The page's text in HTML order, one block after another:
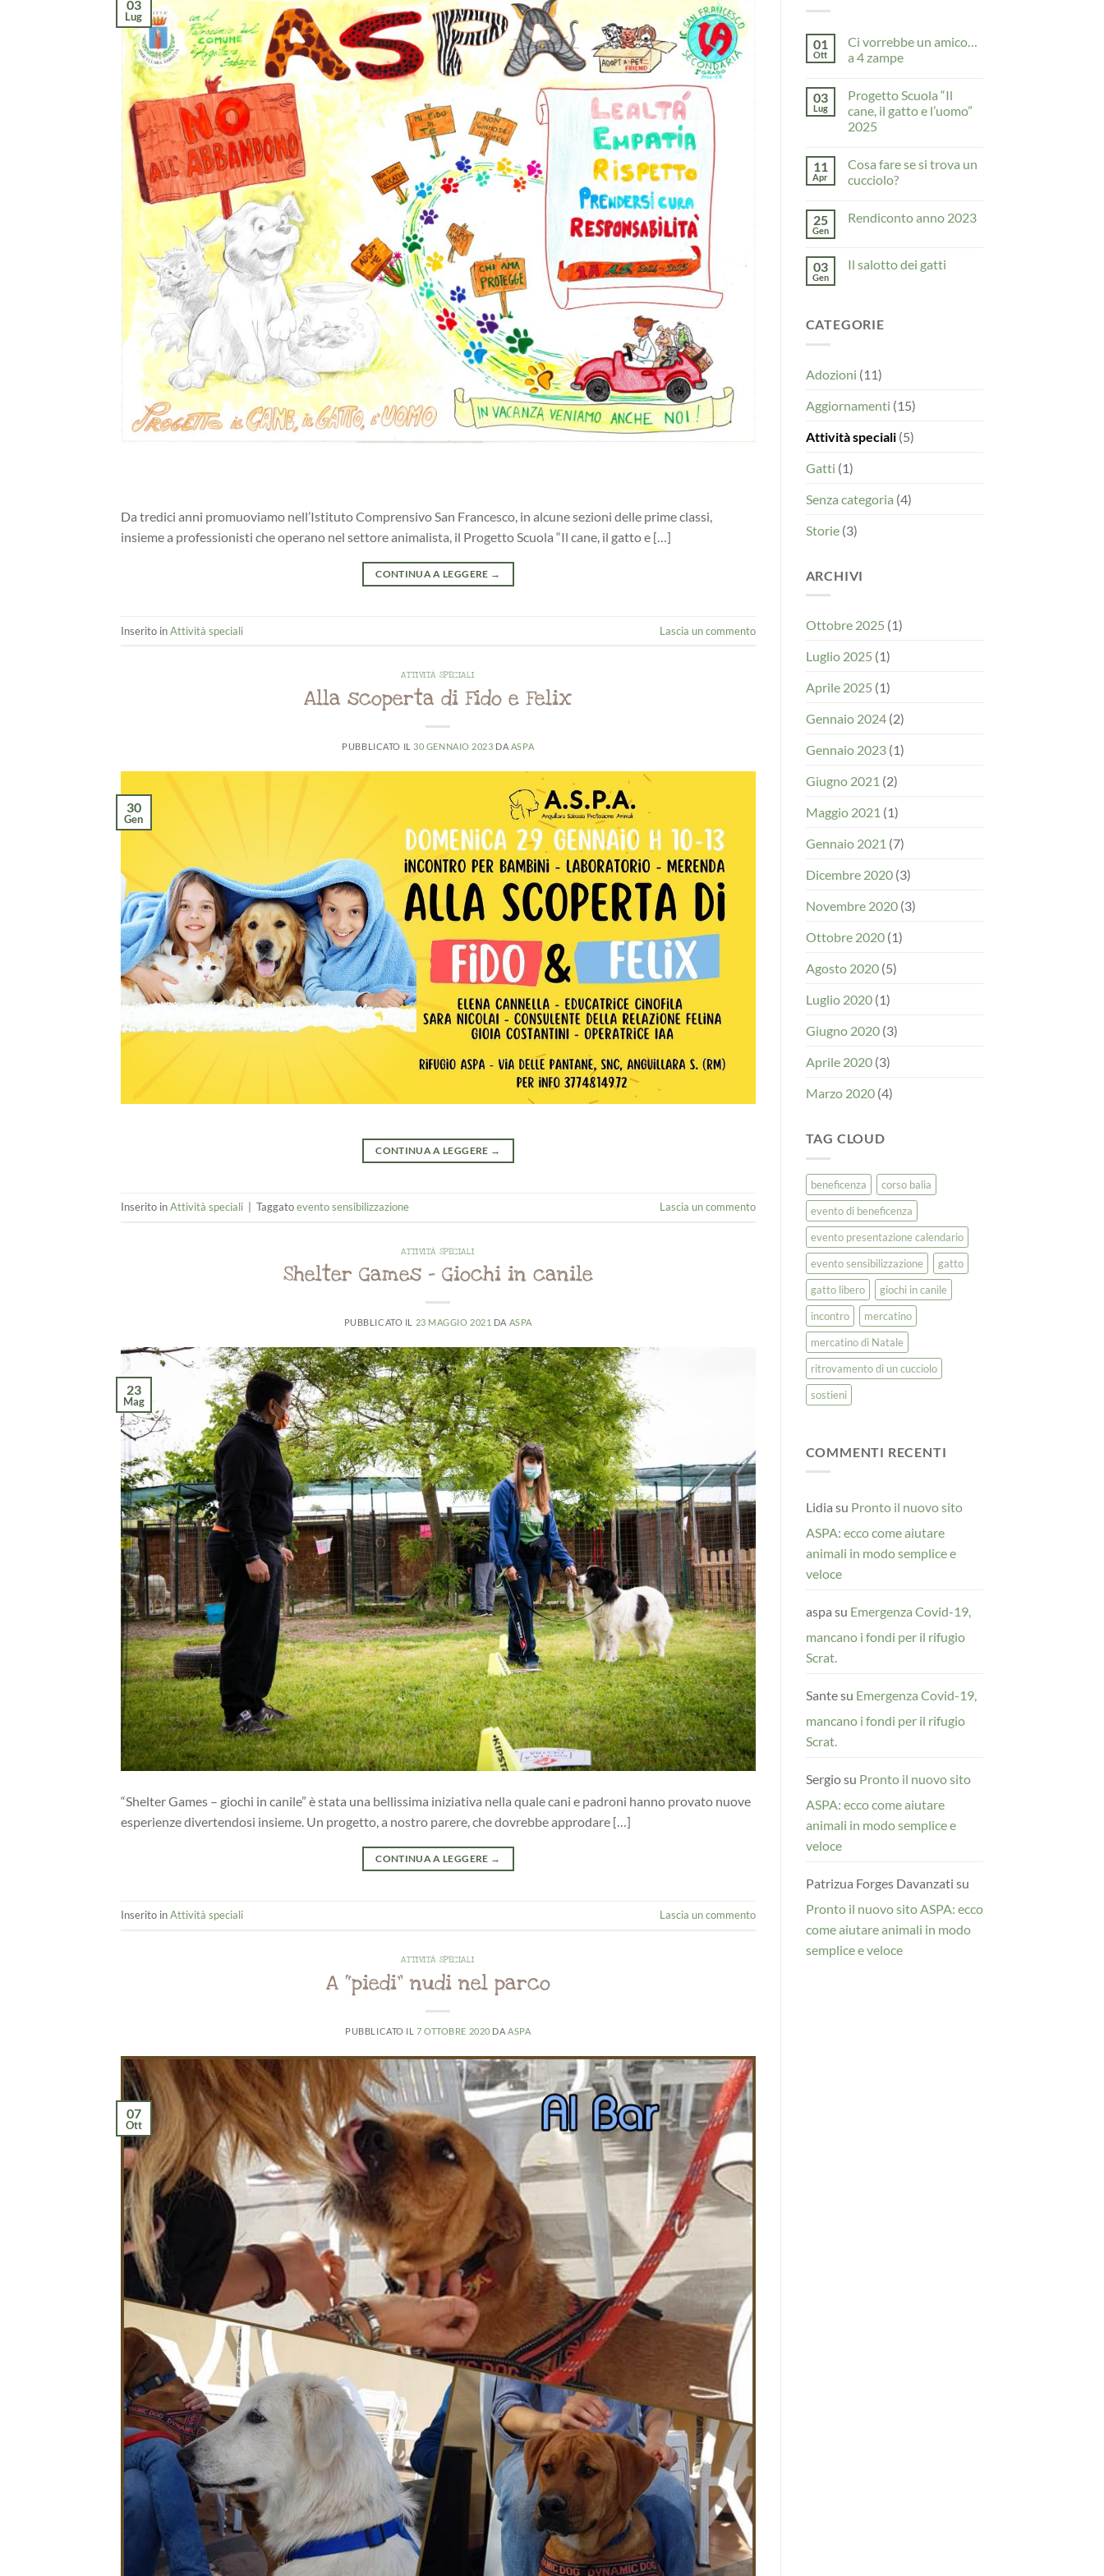
03
Lug
Da tredici anni promuoviamo nell’Istituto Comprensivo San Francesco, in alcune sezioni delle prime classi,
insieme a professionisti che operano nel settore animalista, il Progetto Scuola “Il cane, il gatto e […]
CONTINUA A LEGGERE →
Inserito inAttività speciali Lascia un commento
ATTIVITÀ SPECIALI
Alla scoperta di Fido e Felix
PUBBLICATO IL 30 GENNAIO 2023 DA ASPA
30
Gen
CONTINUA A LEGGERE →
Inserito inAttività speciali Taggatoevento sensibilizzazione Lascia un commento
ATTIVITÀ SPECIALI
Shelter Games – Giochi in canile
PUBBLICATO IL 23 MAGGIO 2021 DA ASPA
23
Mag
“Shelter Games – giochi in canile” è stata una bellissima iniziativa nella quale cani e padroni hanno provato nuove
esperienze divertendosi insieme. Un progetto, a nostro parere, che dovrebbe approdare […]
CONTINUA A LEGGERE →
Inserito inAttività speciali Lascia un commento
ATTIVITÀ SPECIALI
A “piedi” nudi nel parco
PUBBLICATO IL 7 OTTOBRE 2020 DA ASPA
07
Ott
01
Ott
Ci vorrebbe un amico…
a 4 zampe
su
vorrebbe
un
4
zampe
03
Lug
Progetto Scuola “Il
cane, il gatto e l’uomo”
2025
su
Progetto
Scuola
il
2025
11
Apr
Cosa fare se si trova un
cucciolo?
su
si
trova
25
Gen
Rendiconto anno 2023
Rendiconto
03
Gen
Il salotto dei gatti
salotto
CATEGORIE
Adozioni (11)
Aggiornamenti (15)
Attività speciali(5)
Gatti (1)
Senza categoria (4)
Storie(3)
ARCHIVI
Ottobre 2025 (1)
Luglio 2025 (1)
Aprile 2025 (1)
Gennaio 2024(2)
Gennaio 2023(1)
Giugno 2021 (2)
Maggio 2021 (1)
Gennaio 2021 (7)
Dicembre 2020(3)
Novembre 2020(3)
Ottobre 2020(1)
Agosto 2020(5)
Luglio 2020(1)
Giugno 2020(3)
Aprile 2020(3)
Marzo 2020(4)
TAG CLOUD
beneficenza
corso balia
evento di beneficenza
evento presentazione calendario
evento sensibilizzazione
gatto
gatto libero
giochi in canile
incontro
mercatino
mercatino di Natale
ritrovamento di un cucciolo
sostieni
COMMENTI RECENTI
Lidia su Pronto il nuovo sito
ASPA: ecco come aiutare
animali in modo semplice e
veloce
aspa su Emergenza Covid-19,
mancano i fondi per il rifugio
Scrat.
Santesu Emergenza Covid-19,
mancano i fondi per il rifugio
Scrat.
Sergiosu Pronto il nuovo sito
ASPA: ecco come aiutare
animali in modo semplice e
veloce
Patrizua Forges Davanzati su
Pronto il nuovo sito ASPA: ecco
come aiutare animali in modo
semplice e veloce